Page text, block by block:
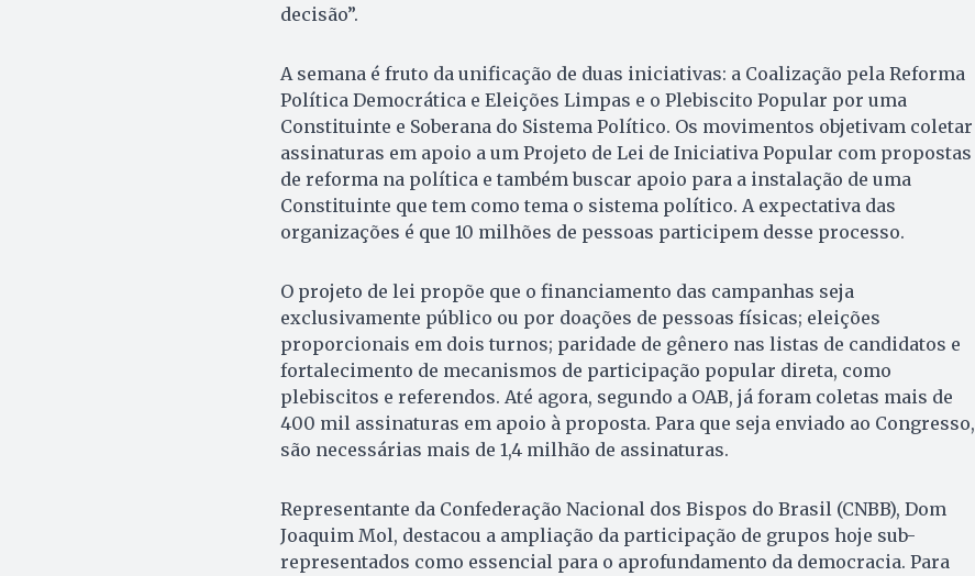
decisão”.
A semana é fruto da unificação de duas iniciativas: a Coalização pela Reforma
Política Democrática e Eleições Limpas e o Plebiscito Popular por uma
Constituinte e Soberana do Sistema Político. Os movimentos objetivam coletar
assinaturas em apoio a um Projeto de Lei de Iniciativa Popular com propostas
de reforma na política e também buscar apoio para a instalação de uma
Constituinte que tem como tema o sistema político. A expectativa das
organizações é que 10 milhões de pessoas participem desse processo.
O projeto de lei propõe que o financiamento das campanhas seja
exclusivamente público ou por doações de pessoas físicas; eleições
proporcionais em dois turnos; paridade de gênero nas listas de candidatos e
fortalecimento de mecanismos de participação popular direta, como
plebiscitos e referendos. Até agora, segundo a OAB, já foram coletas mais de
400 mil assinaturas em apoio à proposta. Para que seja enviado ao Congresso,
são necessárias mais de 1,4 milhão de assinaturas.
Representante da Confederação Nacional dos Bispos do Brasil (CNBB), Dom
Joaquim Mol, destacou a ampliação da participação de grupos hoje sub-
representados como essencial para o aprofundamento da democracia. Para